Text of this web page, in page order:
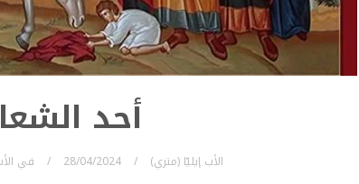
أحد
الأب إيليّا (متري) 28/04/2024 في